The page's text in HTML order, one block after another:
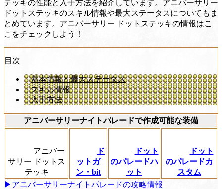
テッキの性能と入手方法を紹介しています。アニバーサリー
ドットステッキのスキル情報や最大ステータスについてもま
とめています。アニバーサリー ドットステッキの情報はこ
こをチェックしよう！
目次
基本情報と最大ステータス
スキル情報
入手方法
アニバーサリーナイトパレードで作成可能な装備
アニバー
サリー ドットス
テッキ
ド
ットガ
ン・bit
ドット
のパレードハ
ット
ドット
のパレードカ
スタム
▶アニバーサリーナイトパレードの攻略情報